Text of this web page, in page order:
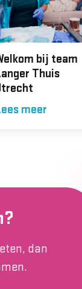
bij team
Thuis
meer
dan